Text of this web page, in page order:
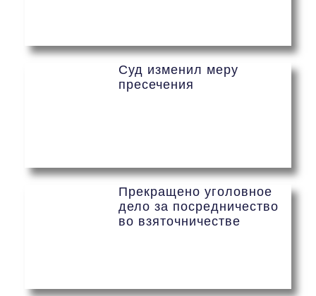
Суд изменил меру
пресечения
Прекращено уголовное
дело за посредничество
во взяточничестве